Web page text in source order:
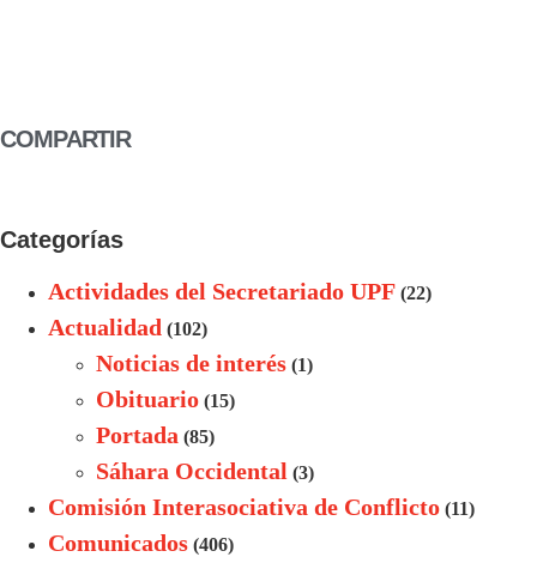
COMPARTIR
Categorías
Actividades del Secretariado UPF (22)
Actualidad (102)
Noticias de interés (1)
Obituario (15)
Portada (85)
Sáhara Occidental (3)
Comisión Interasociativa de Conflicto (11)
Comunicados (406)